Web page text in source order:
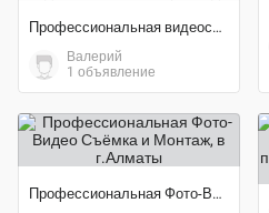
Профессиональная видеосъемка
Валерий
1 объявление
Профессиональная Фото-Видео Съёмка и Монтаж